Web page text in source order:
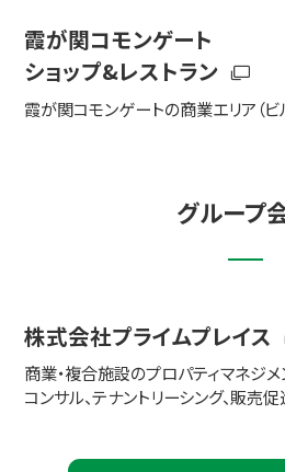
霞が関コモンゲート
ショップ&レストラン
霞が関コモンゲートの商業エリア（ビ
グループ
株式会社プライムプレイス
商業・複合施設のプロパティマネジメ
コンサル、テナントリーシング、販売促